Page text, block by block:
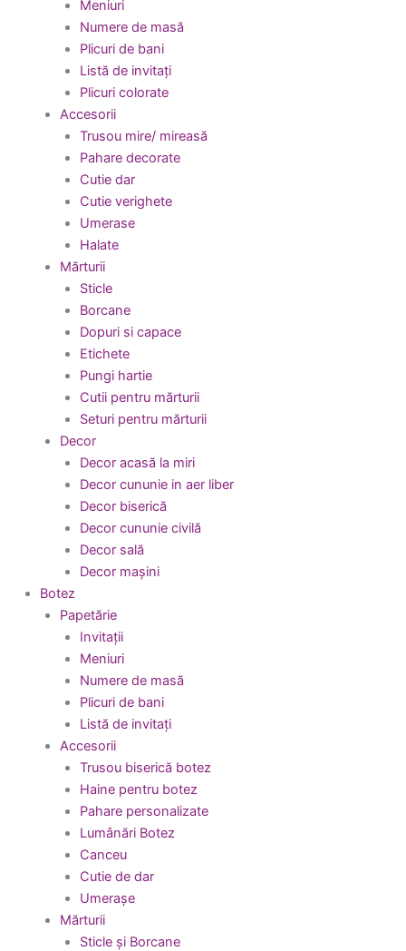
Meniuri
Numere de masă
Plicuri de bani
Listă de invitați
Plicuri colorate
Accesorii
Trusou mire/ mireasă
Pahare decorate
Cutie dar
Cutie verighete
Umerase
Halate
Mărturii
Sticle
Borcane
Dopuri si capace
Etichete
Pungi hartie
Cutii pentru mărturii
Seturi pentru mărturii
Decor
Decor acasă la miri
Decor cununie in aer liber
Decor biserică
Decor cununie civilă
Decor sală
Decor mașini
Botez
Papetărie
Invitații
Meniuri
Numere de masă
Plicuri de bani
Listă de invitați
Accesorii
Trusou biserică botez
Haine pentru botez
Pahare personalizate
Lumânări Botez
Canceu
Cutie de dar
Umerașe
Mărturii
Sticle și Borcane